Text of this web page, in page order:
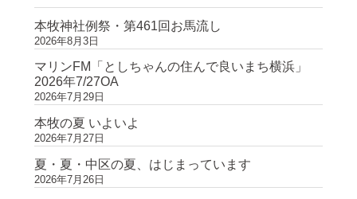
本牧神社例祭・第461回お馬流し
2026年8月3日
マリンFM「としちゃんの住んで良いまち横浜」
2026年7/27OA
2026年7月29日
本牧の夏 いよいよ
2026年7月27日
夏・夏・中区の夏、はじまっています
2026年7月26日